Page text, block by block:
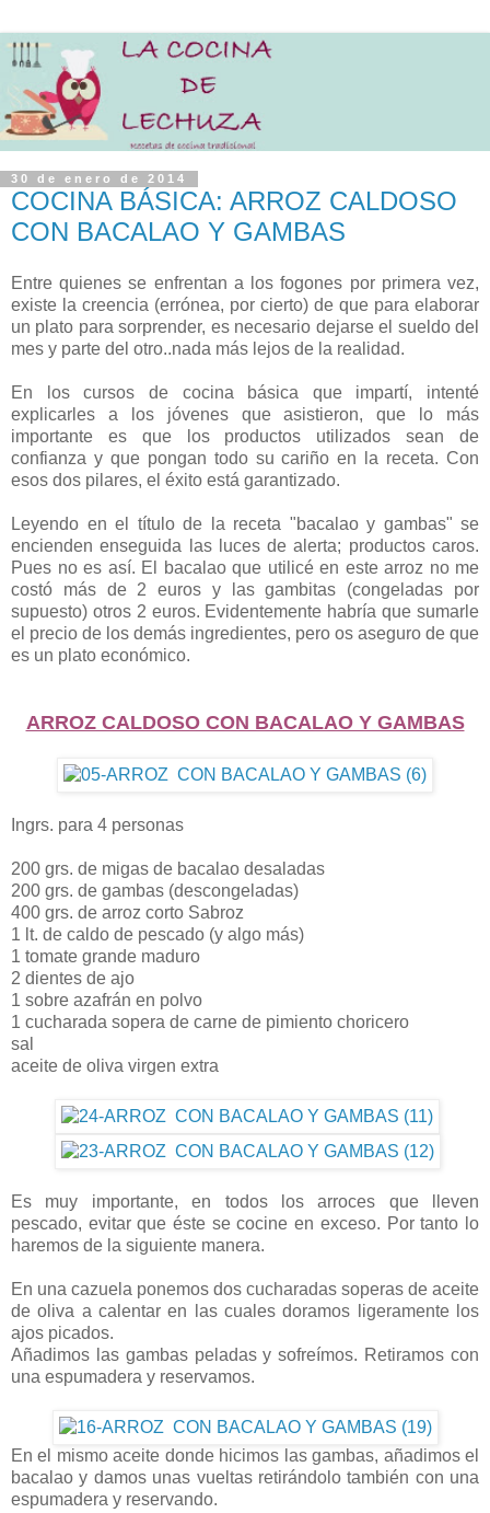
30 de enero de 2014
COCINA BÁSICA: ARROZ CALDOSO
CON BACALAO Y GAMBAS
Entre quienes se enfrentan a los fogones por primera vez,
existe la creencia (errónea, por cierto) de que para elaborar
un plato para sorprender, es necesario dejarse el sueldo del
mes y parte del otro..nada más lejos de la realidad.
En los cursos de cocina básica que impartí, intenté
explicarles a los jóvenes que asistieron, que lo más
importante es que los productos utilizados sean de
confianza y que pongan todo su cariño en la receta. Con
esos dos pilares, el éxito está garantizado.
Leyendo en el título de la receta "bacalao y gambas" se
encienden enseguida las luces de alerta; productos caros.
Pues no es así. El bacalao que utilicé en este arroz no me
costó más de 2 euros y las gambitas (congeladas por
supuesto) otros 2 euros. Evidentemente habría que sumarle
el precio de los demás ingredientes, pero os aseguro de que
es un plato económico.
ARROZ CALDOSO CON BACALAO Y GAMBAS
Ingrs. para 4 personas
200 grs. de migas de bacalao desaladas
200 grs. de gambas (descongeladas)
400 grs. de arroz corto Sabroz
1 lt. de caldo de pescado (y algo más)
1 tomate grande maduro
2 dientes de ajo
1 sobre azafrán en polvo
1 cucharada sopera de carne de pimiento choricero
sal
aceite de oliva virgen extra
Es muy importante, en todos los arroces que lleven
pescado, evitar que éste se cocine en exceso. Por tanto lo
haremos de la siguiente manera.
En una cazuela ponemos dos cucharadas soperas de aceite
de oliva a calentar en las cuales doramos ligeramente los
ajos picados.
Añadimos las gambas peladas y sofreímos. Retiramos con
una espumadera y reservamos.
En el mismo aceite donde hicimos las gambas, añadimos el
bacalao y damos unas vueltas retirándolo también con una
espumadera y reservando.